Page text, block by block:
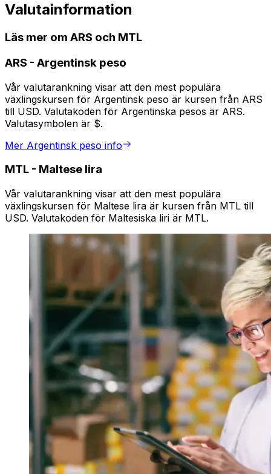
Valutainformation
Läs mer om ARS och MTL
ARS - Argentinsk peso
Vår valutarankning visar att den mest populära
växlingskursen för Argentinsk peso är kursen från ARS
till USD. Valutakoden för Argentinska pesos är ARS.
Valutasymbolen är $.
Mer Argentinsk peso info
MTL - Maltese lira
Vår valutarankning visar att den mest populära
växlingskursen för Maltese lira är kursen från MTL till
USD. Valutakoden för Maltesiska liri är MTL.